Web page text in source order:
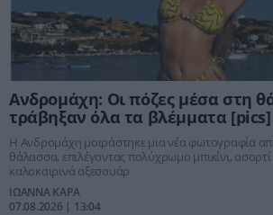
Ανδρομάχη: Οι πόζες μέσα στη
τράβηξαν όλα τα βλέμματα [pics]
Η Ανδρομάχη μοιράστηκε μια νέα φωτογραφία
θάλασσα, επιλέγοντας πολύχρωμο μπικίνι,
καλοκαιρινά αξεσουάρ
ΙΩΑΝΝΑ ΚΑΡΑ
07.08.2026 | 13:04